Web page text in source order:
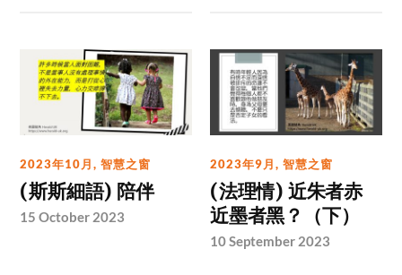
2023年10月,智慧之窗
(斯斯細語) 陪伴
15 October 2023
2023年9月,智慧之窗
(法理情) 近朱者赤
近墨者黑？（下）
10 September 2023